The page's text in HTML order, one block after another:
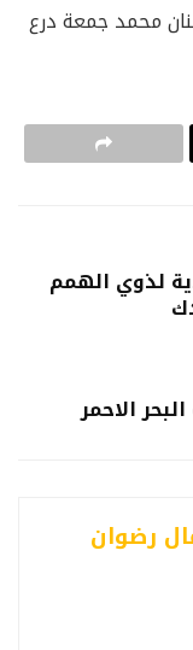
محمد جمعة درع
لذوي الهمم
الاحمر
رضوان